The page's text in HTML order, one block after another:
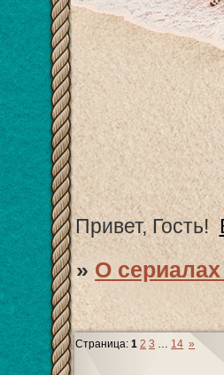
Привет, Гость!
» О
Страница:1 2 3 … 14 »